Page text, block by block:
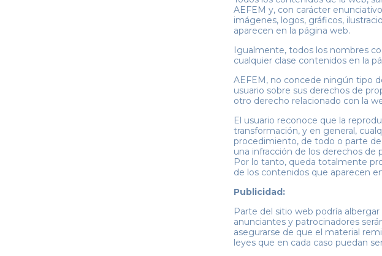
AEFEM y, con carácter
imágenes, logos, gráficos,
aparecen en la página web.
Igualmente, todos los nombres
cualquier clase contenidos en la
AEFEM, no concede ningún tipo
usuario sobre sus derechos de
otro derecho relacionado con la
El usuario reconoce que la
transformación, y en general,
procedimiento, de todo o parte
una infracción de los derechos de
Por lo tanto, queda totalmente
de los contenidos que aparecen
Publicidad:
Parte del sitio web podría
anunciantes y patrocinadores
asegurarse de que el material
leyes que en cada caso puedan